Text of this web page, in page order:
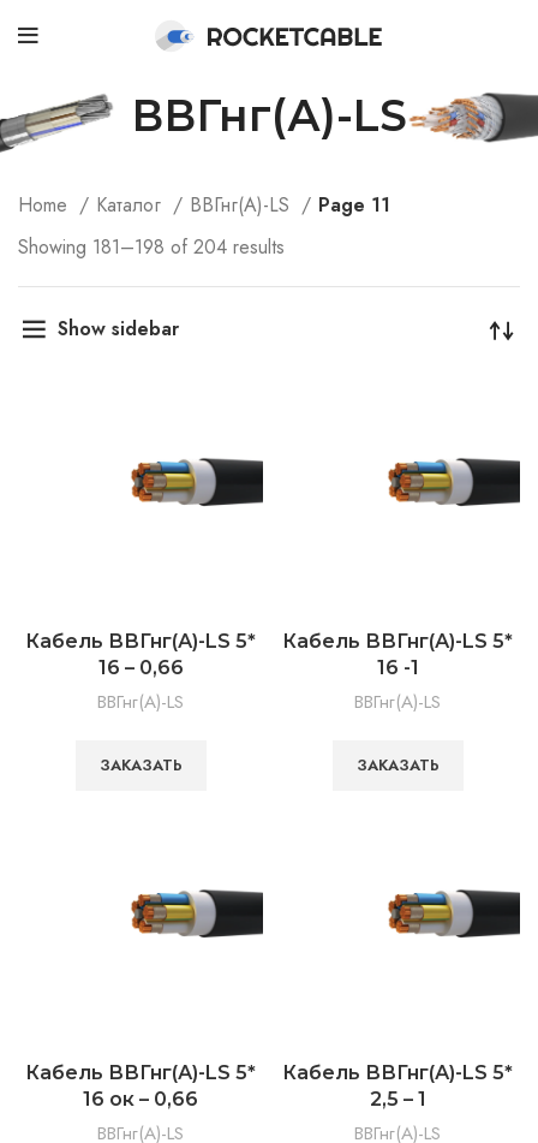
ВВГнг(А)-LS
Home Каталог ВВГнг(А)-LS
Page 11
Showing 181–198 of 204 results
Show sidebar
Кабель ВВГнг(А)-LS 5*
16 – 0,66
ВВГнг(А)-LS
ЗАКАЗАТЬ
Кабель ВВГнг(А)-LS 5*
16 -1
ВВГнг(А)-LS
ЗАКАЗАТЬ
Кабель ВВГнг(А)-LS 5*
16 ок – 0,66
ВВГнг(А)-LS
Кабель ВВГнг(А)-LS 5*
2,5 – 1
ВВГнг(А)-LS